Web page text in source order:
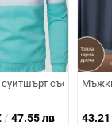
V‑образно
кръгло деколте,
със цветни
/ 47.55 лв 43.21